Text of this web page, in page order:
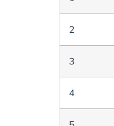
2
3
4